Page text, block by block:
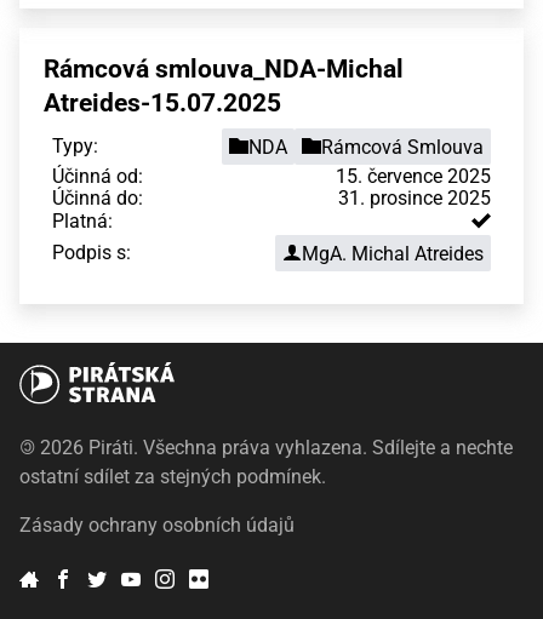
Rámcová smlouva_NDA-Michal
Atreides-15.07.2025
Typy: NDA
Rámcová Smlouva
Účinná od:
15. července 2025
Účinná do:
31. prosince 2025
Platná:
Podpis s:
MgA. Michal Atreides
© 2026 Piráti. Všechna práva vyhlazena. Sdílejte a nechte
ostatní sdílet za stejných podmínek.
Zásady ochrany osobních údajů